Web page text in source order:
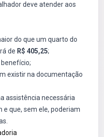
deve atender aos
do que um quarto do
de R$ 405,25;
existir na documentação
assistência necessária
e que, sem ele, poderiam